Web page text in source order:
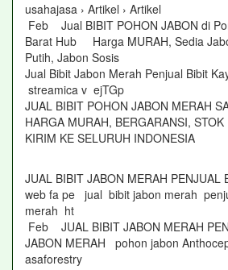
usahajasa › Artikel › Artikel
Feb Jual BIBIT POHON JABON di
Barat Hub Harga MURAH, Sedia
Putih, Jabon Sosis
Jual Bibit Jabon Merah Penjual Bibit
streamica v ejTGp
JUAL BIBIT POHON JABON MERAH
HARGA MURAH, BERGARANSI,
KIRIM KE SELURUH INDONESIA
JUAL BIBIT JABON MERAH
web fa pe jual bibit jabon merah
merah ht
Feb JUAL BIBIT JABON MERAH
JABON MERAH pohon jabon
asaforestry